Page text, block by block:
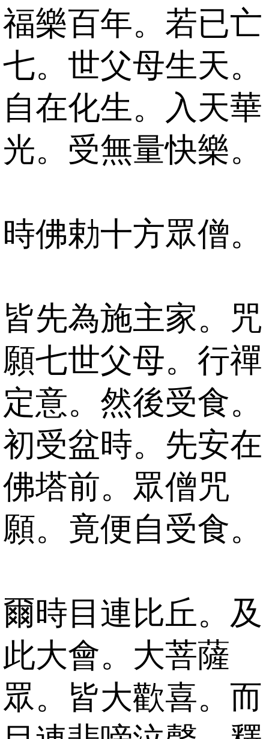
福樂百年。若已亡
七。世父母生天。
自在化生。入天華
光。受無量快樂。
時佛勅十方眾僧。
皆先為施主家。咒
願七世父母。行禪
定意。然後受食。
初受盆時。先安在
佛塔前。眾僧咒
願。竟便自受食。
爾時目連比丘。及
此大會。大菩薩
眾。皆大歡喜。而